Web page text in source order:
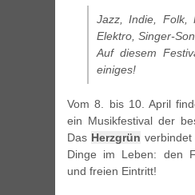
Jazz, Indie, Folk,
Elektro, Singer-
Auf diesem
einiges!
Vom 8. bis 10. April
ein Musikfestival der
Das Herzgrün
Dinge im Leben: den
und freien Eintritt!